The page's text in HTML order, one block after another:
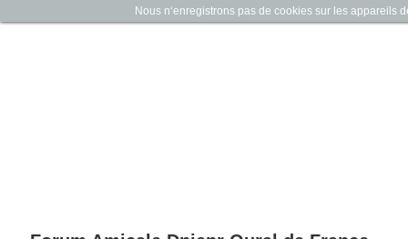
Nous n‘enregistrons pas de cookies sur les appareils